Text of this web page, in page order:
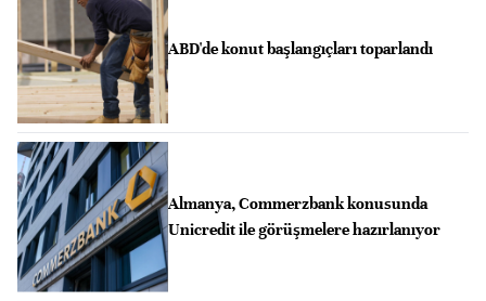
ABD'de konut başlangıçları toparlandı
Almanya, Commerzbank konusunda
Unicredit ile görüşmelere hazırlanıyor